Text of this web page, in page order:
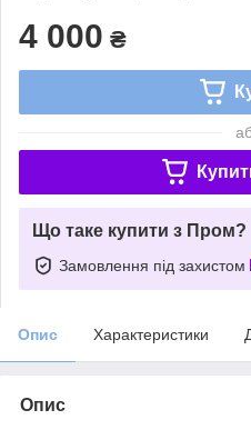
4 000 ₴
Що таке купити з Пром?
Замовлення під захистом
Опис Характеристики
Опис